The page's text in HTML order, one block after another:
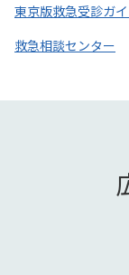
東京版救急受診ガ
救急相談センター